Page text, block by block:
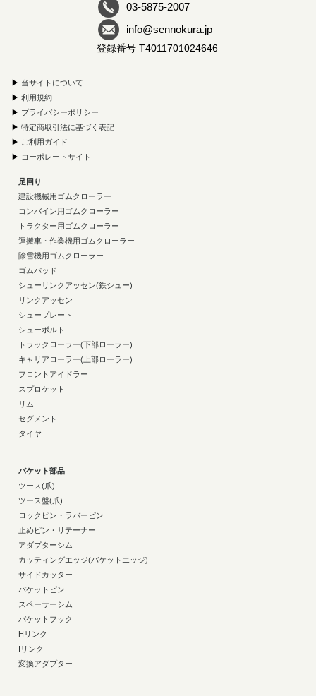
03-5875-2007
info@sennokura.jp
登録番号 T4011701024646
▶ 当サイトについて
▶ 利用規約
▶ プライバシーポリシー
▶ 特定商取引法に基づく表記
▶ ご利用ガイド
▶ コーポレートサイト
足回り
建設機械用ゴムクローラー
コンバイン用ゴムクローラー
トラクター用ゴムクローラー
運搬車・作業機用ゴムクローラー
除雪機用ゴムクローラー
ゴムパッド
シューリンクアッセン(鉄シュー)
リンクアッセン
シュープレート
シューボルト
トラックローラー(下部ローラー)
キャリアローラー(上部ローラー)
フロントアイドラー
スプロケット
リム
セグメント
タイヤ
バケット部品
ツース(爪)
ツース盤(爪)
ロックピン・ラバーピン
止めピン・リテーナー
アダプターシム
カッティングエッジ(バケットエッジ)
サイドカッター
バケットピン
スペーサーシム
バケットフック
Hリンク
Iリンク
変換アダプター